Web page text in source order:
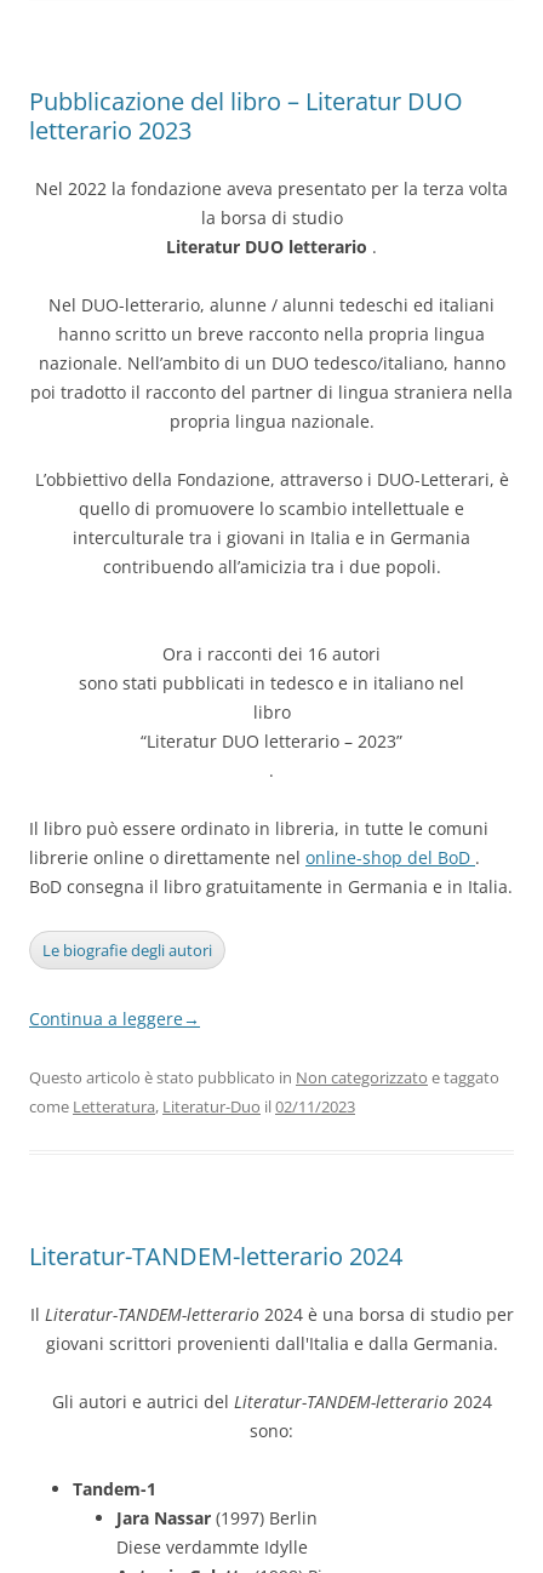
Pubblicazione del libro – Literatur DUO
letterario 2023
Nel 2022 la fondazione aveva presentato per la terza volta
la borsa di studio
Literatur DUO letterario .
Nel DUO-letterario, alunne / alunni tedeschi ed italiani
hanno scritto un breve racconto nella propria lingua
nazionale. Nell’ambito di un DUO tedesco/italiano, hanno
poi tradotto il racconto del partner di lingua straniera nella
propria lingua nazionale.
L’obbiettivo della Fondazione, attraverso i DUO-Letterari, è
quello di promuovere lo scambio intellettuale e
interculturale tra i giovani in Italia e in Germania
contribuendo all’amicizia tra i due popoli.
Ora i racconti dei 16 autori
sono stati pubblicati in tedesco e in italiano nel
libro
“Literatur DUO letterario – 2023”
.
Il libro può essere ordinato in libreria, in tutte le comuni
librerie online o direttamente nel online-shop del BoD .
BoD consegna il libro gratuitamente in Germania e in Italia.
Le biografie degli autori
Continua a leggere→
Questo articolo è stato pubblicato in Non categorizzato e taggato
come Letteratura, Literatur-Duo il02/11/2023
Literatur-TANDEM-letterario 2024
Il Literatur-TANDEM-letterario2024 è una borsa di studio per
giovani scrittori provenienti dall'Italia e dalla Germania.
Gli autori e autrici del Literatur-TANDEM-letterario2024
sono:
Tandem-1
Jara Nassar (1997) Berlin
Diese verdammte Idylle